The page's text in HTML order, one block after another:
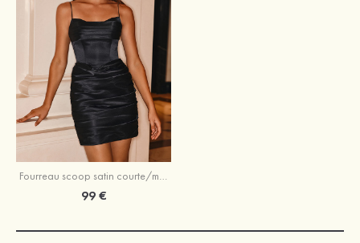
Fourreau scoop satin courte/mini robe de fête de la rentrée
99 €